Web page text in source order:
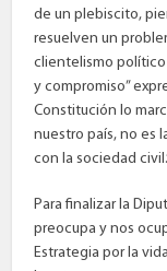
de un plebiscito,
resuelven un
clientelismo
y compromiso”
Constitución lo
nuestro país, no es
con la sociedad
Para finalizar la
preocupa y nos
Estrategia por la